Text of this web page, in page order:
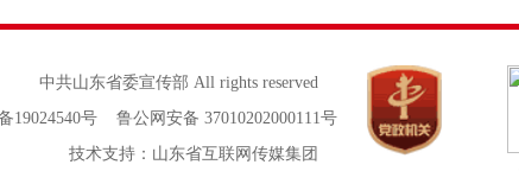
中共山东省委宣传部 All rights reserved
19024540号 鲁公网安备 37010202000111号
技术支持：山东省互联网传媒集团